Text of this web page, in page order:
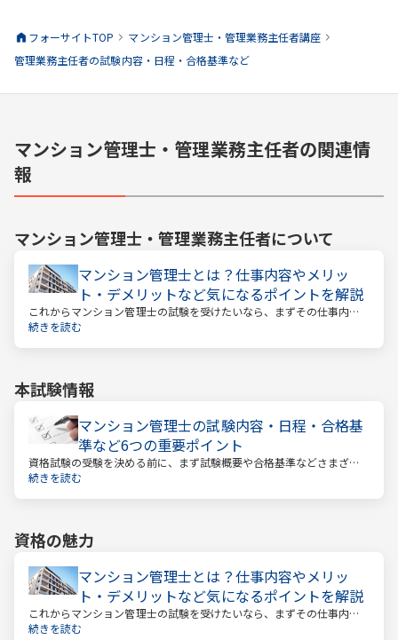
フォーサイトTOP マンション管理士・管理業務主任者講座
管理業務主任者の試験内容・日程・合格基準など
マンション管理士・管理業務主任者の関連情
報
マンション管理士・管理業務主任者について
マンション管理士とは？仕事内容やメリッ
ト・デメリットなど気になるポイントを解説
これからマンション管理士の試験を受けたいなら、まずその仕事内容
を確かめましょう。この仕事では、マンション管理組合の総合的なサ
続きを読む
本試験情報
マンション管理士の試験内容・日程・合格基
準など6つの重要ポイント
資格試験の受験を決める前に、まず試験概要や合格基準などさまざま
なことを把握しておくことが大切です。試験までの日数を計算し、無
続きを読む
資格の魅力
マンション管理士とは？仕事内容やメリッ
ト・デメリットなど気になるポイントを解説
これからマンション管理士の試験を受けたいなら、まずその仕事内容
を確かめましょう。この仕事では、マンション管理組合の総合的なサ
続きを読む